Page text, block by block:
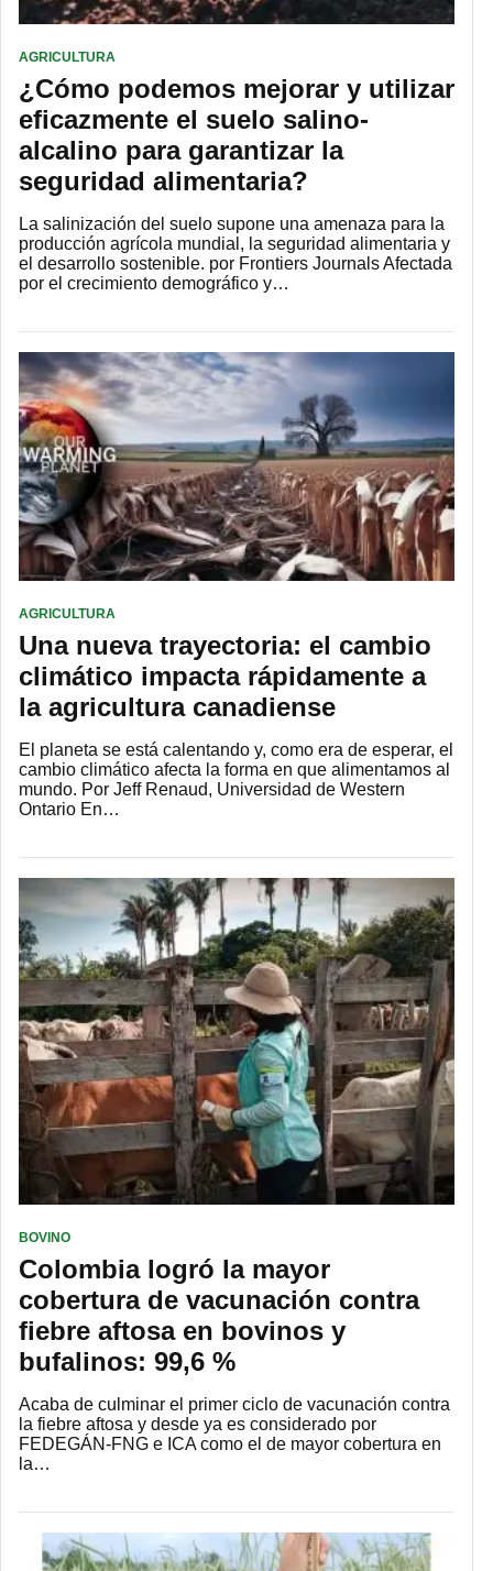
AGRICULTURA
¿Cómo podemos mejorar y utilizar
eficazmente el suelo salino-
alcalino para garantizar la
seguridad alimentaria?
La salinización del suelo supone una amenaza para la
producción agrícola mundial, la seguridad alimentaria y
el desarrollo sostenible. por Frontiers Journals Afectada
por el crecimiento demográfico y…
AGRICULTURA
Una nueva trayectoria: el cambio
climático impacta rápidamente a
la agricultura canadiense
El planeta se está calentando y, como era de esperar, el
cambio climático afecta la forma en que alimentamos al
mundo. Por Jeff Renaud, Universidad de Western
Ontario En…
BOVINO
Colombia logró la mayor
cobertura de vacunación contra
fiebre aftosa en bovinos y
bufalinos: 99,6 %
Acaba de culminar el primer ciclo de vacunación contra
la fiebre aftosa y desde ya es considerado por
FEDEGÁN-FNG e ICA como el de mayor cobertura en
la…